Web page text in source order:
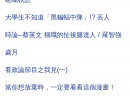
大學生不知道「黑蝙蝠中隊」!? 丟人
時論─蔡英文 稱職的扯後腿達人 / 羅智強
歲月
看政論節目之我見(一)
當你想放棄時，一定要看看這個漫畫！